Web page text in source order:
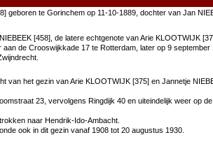
geboren te Gorinchem op 11-10-1889, dochter van Jan
[458], de latere echtgenote van Arie KLOOTWIJK
de Crooswijkkade 17 te Rotterdam, later op 9
van het gezin van Arie KLOOTWIJK [375] en Jannetje
23, vervolgens Ringdijk 40 en uiteindelijk weer op
naar Hendrik-Ido-Ambacht.
ook in dit gezin vanaf 1908 tot 20 augustus 1930.